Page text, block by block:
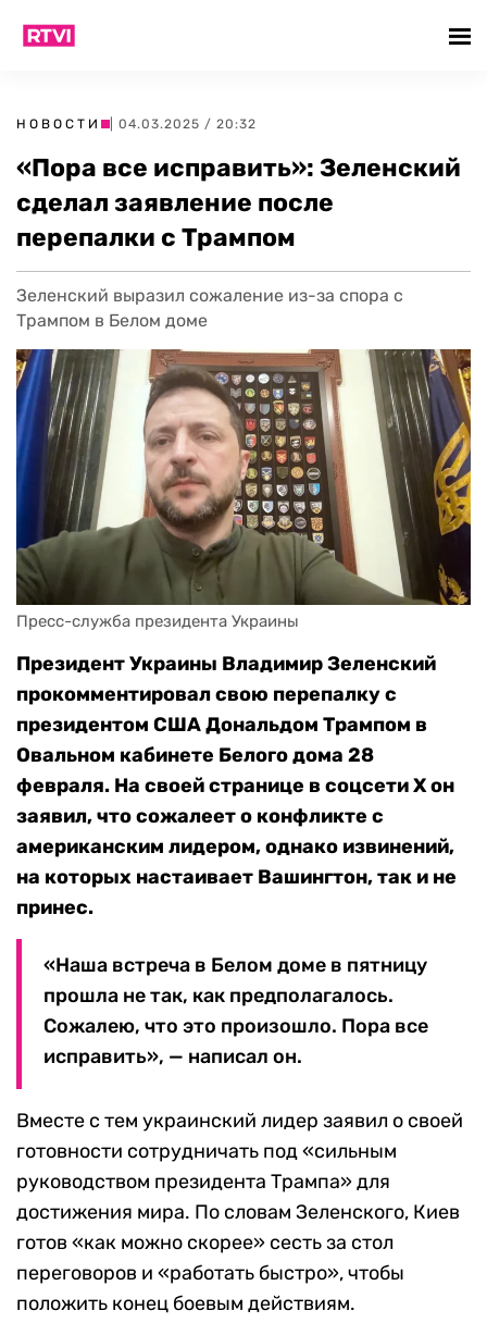
НОВОСТИ | 04.03.2025 / 20:32
«Пора все исправить»: Зеленский
сделал заявление после
перепалки с Трампом
Зеленский выразил сожаление из-за спора с
Трампом в Белом доме
Пресс-служба президента Украины
Президент Украины Владимир Зеленский
прокомментировал свою перепалку с
президентом США Дональдом Трампом в
Овальном кабинете Белого дома 28
февраля. На своей странице в соцсети Х он
заявил, что сожалеет о конфликте с
американским лидером, однако извинений,
на которых настаивает Вашингтон, так и не
принес.
«Наша встреча в Белом доме в пятницу
прошла не так, как предполагалось.
Сожалею, что это произошло. Пора все
исправить», — написал он.
Вместе с тем украинский лидер заявил о своей
готовности сотрудничать под «сильным
руководством президента Трампа» для
достижения мира. По словам Зеленского, Киев
готов «как можно скорее» сесть за стол
переговоров и «работать быстро», чтобы
положить конец боевым действиям.